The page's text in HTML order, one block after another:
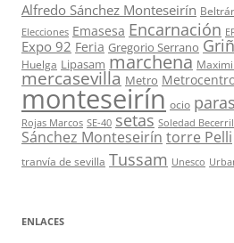
Alfredo Sánchez Monteseirín
Elecciones Emasesa Encarnación
Expo 92 Feria Gregorio Serrano
Huelga Lipasam marchena
mercasevilla Metro
monteseirín ocio
Rojas Marcos SE-40 setas Soledad Becerril
Sánchez Monteseirín torre Pelli
tranvía de sevilla Tussam Unesco
ENLACES